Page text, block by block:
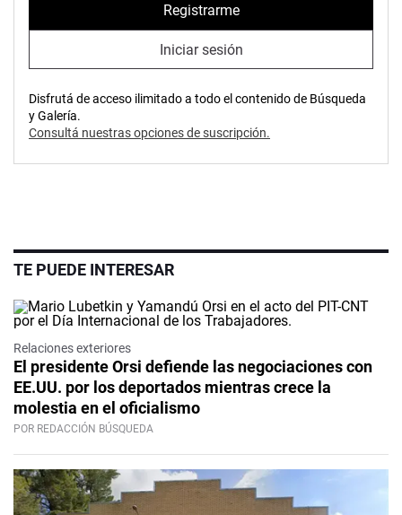
Registrarme
Iniciar sesión
Disfrutá de acceso ilimitado a todo el contenido de Búsqueda
y Galería.
Consultá nuestras opciones de suscripción.
TE PUEDE INTERESAR
Relaciones exteriores
El presidente Orsi defiende las negociaciones con
EE.UU. por los deportados mientras crece la
molestia en el oficialismo
POR REDACCIÓN BÚSQUEDA